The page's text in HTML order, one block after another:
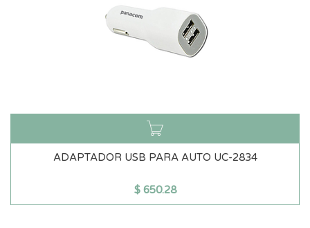
ADAPTADOR USB PARA AUTO UC-2834
$ 650.28